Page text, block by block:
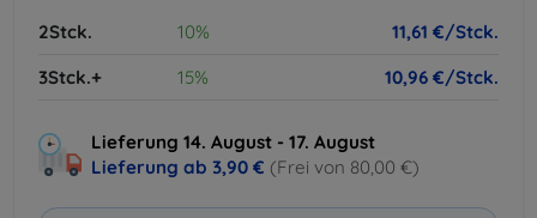
2Stck.
10%
11,61 €/Stck.
3Stck.+
15% 10,96 €/Stck.
Lieferung 14. August - 17. August
Lieferung ab 3,90 € (Frei von 80,00 €)